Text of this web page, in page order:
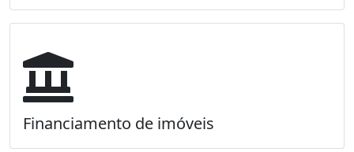
Financiamento de imóveis